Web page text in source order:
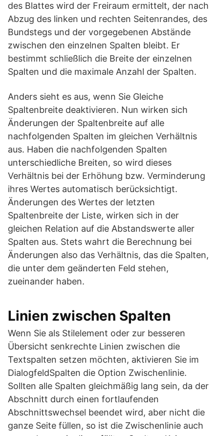
des Blattes wird der Freiraum ermittelt, der nach
Abzug des linken und rechten Seitenrandes, des
Bundstegs und der vorgegebenen Abstände
zwischen den einzelnen Spalten bleibt. Er
bestimmt schließlich die Breite der einzelnen
Spalten und die maximale Anzahl der Spalten.
Anders sieht es aus, wenn Sie Gleiche
Spaltenbreite deaktivieren. Nun wirken sich
Änderungen der Spaltenbreite auf alle
nachfolgenden Spalten im gleichen Verhältnis
aus. Haben die nachfolgenden Spalten
unterschiedliche Breiten, so wird dieses
Verhältnis bei der Erhöhung bzw. Verminderung
ihres Wertes automatisch berücksichtigt.
Änderungen des Wertes der letzten
Spaltenbreite der Liste, wirken sich in der
gleichen Relation auf die Abstandswerte aller
Spalten aus. Stets wahrt die Berechnung bei
Änderungen also das Verhältnis, das die Spalten,
die unter dem geänderten Feld stehen,
zueinander haben.
Linien zwischen Spalten
Wenn Sie als Stilelement oder zur besseren
Übersicht senkrechte Linien zwischen die
Textspalten setzen möchten, aktivieren Sie im
DialogfeldSpalten die Option Zwischenlinie.
Sollten alle Spalten gleichmäßig lang sein, da der
Abschnitt durch einen fortlaufenden
Abschnittswechsel beendet wird, aber nicht die
ganze Seite füllen, so ist die Zwischenlinie auch